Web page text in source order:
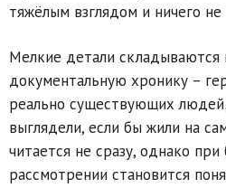
тяжёлым взглядом и ничего
Мелкие детали складываются
документальную хронику –
реально существующих
выглядели, если бы жили на
читается не сразу, однако
рассмотрении становится